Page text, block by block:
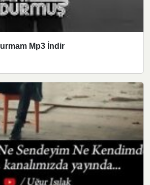
Mp3 İndir